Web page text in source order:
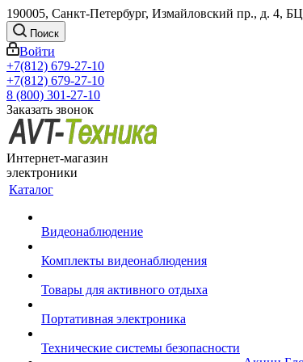
190005, Санкт-Петербург, Измайловский пр., д. 4,
Поиск
Войти
+7(812) 679-27-10
+7(812) 679-27-10
8 (800) 301-27-10
Заказать звонок
Интернет-магазин
электроники
Каталог
Видеонаблюдение
Комплекты видеонаблюдения
Товары для активного отдыха
Портативная электроника
Технические системы безопасности